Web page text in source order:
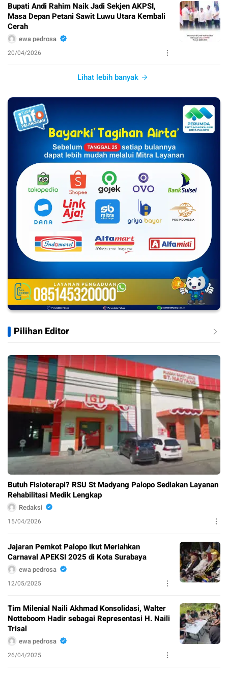
Bupati Andi Rahim Naik Jadi Sekjen AKPSI,
Masa Depan Petani Sawit Luwu Utara Kembali
Cerah
ewa pedrosa
20/04/2026
Lihat lebih banyak
Pilihan Editor
Butuh Fisioterapi? RSU St Madyang Palopo Sediakan Layanan
Rehabilitasi Medik Lengkap
Redaksi
15/04/2026
Jajaran Pemkot Palopo Ikut Meriahkan
Carnaval APEKSI 2025 di Kota Surabaya
ewa pedrosa
12/05/2025
Tim Milenial Naili Akhmad Konsolidasi, Walter
Notteboom Hadir sebagai Representasi H. Naili
Trisal
ewa pedrosa
26/04/2025